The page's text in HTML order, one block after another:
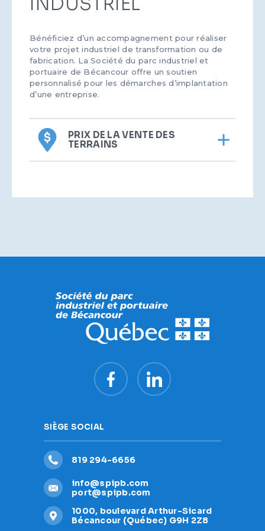
produisant 550 MW d’électricité.
Bénéficiez d’un accompagnement pour réaliser
votre projet industriel de transformation ou de
fabrication. La Société du parc industriel et
portuaire de Bécancour offre un soutien
personnalisé pour les démarches d’implantation
d’une entreprise.
PRIX DE LA VENTE DES
TERRAINS
SIÈGE SOCIAL
819 294-6656
info@spipb.com
port@spipb.com
1000, boulevard Arthur-Sicard
Bécancour (Québec) G9H 2Z8